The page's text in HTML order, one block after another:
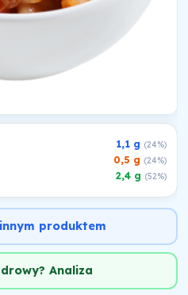
1,1 g (24%)
0,5 g (24%)
2,4 g (52%)
produktem
Analiza